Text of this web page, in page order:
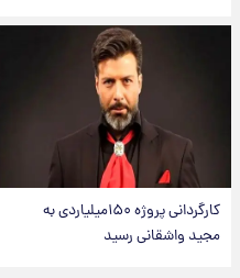
کارگردانی پروژه ۱۵۰میلیاردی به
مجید واشقانی رسید